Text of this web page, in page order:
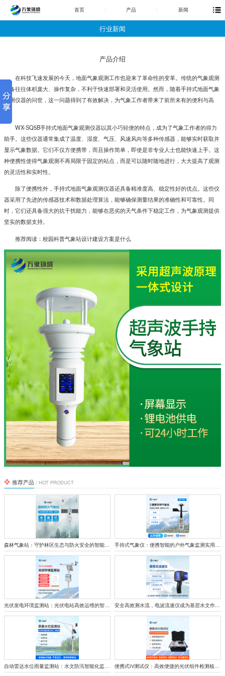
首页 产品 新闻
行业新闻
产品介绍
在科技飞速发展的今天，地面气象观测工作也迎来了革命性的变革。传统的气象观测
设备往往体积庞大、操作复杂，不利于快速部署和灵活使用。然而，随着手持式地面气象
观测仪器的问世，这一问题得到了有效解决，为气象工作者带来了前所未有的便利与高
效。
WX-SQ5B手持式地面气象观测仪器以其小巧轻便的特点，成为了气象工作者的得力
助手。这些仪器通常集成了温度、湿度、气压、风速风向等多种传感器，能够实时获取并
显示气象数据。它们不仅方便携带，而且操作简单，即使是非专业人士也能快速上手。这
种便携性使得气象观测不再局限于固定的站点，而是可以随时随地进行，大大提高了观测
的灵活性和实时性。
除了便携性外，手持式地面气象观测仪器还具备精准度高、稳定性好的优点。这些仪
器采用了先进的传感器技术和数据处理算法，能够确保测量结果的准确性和可靠性。同
时，它们还具备强大的抗干扰能力，能够在恶劣的天气条件下稳定工作，为气象观测提供
坚实的数据支持。
推荐阅读：校园科普气象站设计建设方案是什么
推荐产品 / HOT PRODUCT
光伏发电环境监测站：光伏电站高效运维的智能哨兵 安全高效测水流，电波流速仪成为基层水文作业好帮手